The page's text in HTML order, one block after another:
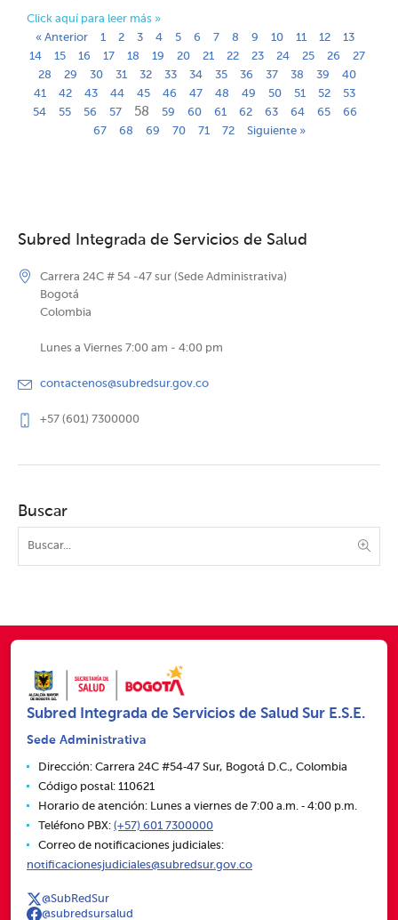
Click aquí para leer más »
« Anterior
1 2 3 4 5 6 7 8 9 10 11 12
13
14
15 16 17 18 19 20 21 22 23 24 25 26
27
28
29 30 31 32 33 34 35 36 37 38 39
40
41
42 43 44 45 46 47 48 49 50 51 52
53
54
55 56 57 58 59 60 61 62 63 64 65
66
67
68 69 70 71 72 Siguiente »
Subred Integrada de Servicios de Salud
Carrera 24C # 54 -47 sur (Sede Administrativa)
Bogotá
Colombia
Lunes a Viernes 7:00 am - 4:00 pm
contactenos@subredsur.gov.co
+57 (601) 7300000
Buscar
Subred Integrada de Servicios de Salud Sur E.S.E.
Sede Administrativa
Dirección: Carrera 24C #54‑47 Sur, Bogotá D.C., Colombia
Código postal: 110621
Horario de atención: Lunes a viernes de 7:00 a.m. ‑ 4:00 p.m.
Teléfono PBX: (+57) 601 7300000
Correo de notificaciones judiciales:
notificacionesjudiciales@subredsur.gov.co
@SubRedSur
@subredsursalud